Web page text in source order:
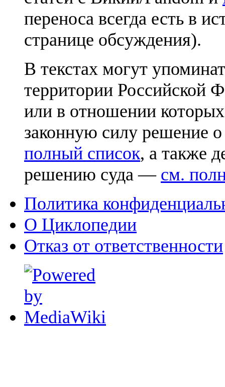
переноса всегда есть в
странице обсуждения).
В текстах могут
территории Российской
или в отношении
законную силу решение
полный список, а также
решению суда — см.
Политика
О Циклопедии
Отказ от ответственности